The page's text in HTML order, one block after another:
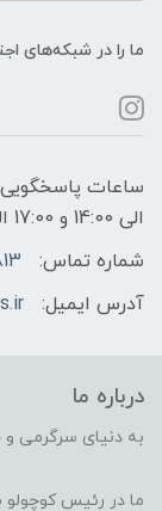
ما را در شبکه‌های
الی 14:00 و 17:00 الی 21:00
شماره تماس:
آدرس ایمیل:
درباره ما
به دنیای سرگرمی
ما در رئیس